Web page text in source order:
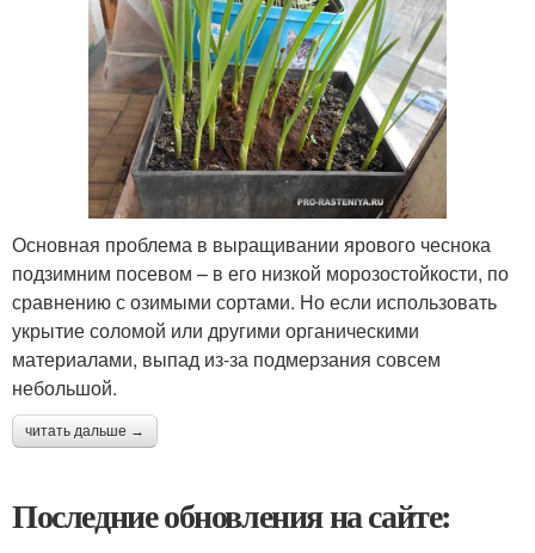
Основная проблема в выращивании ярового чеснока
подзимним посевом – в его низкой морозостойкости, по
сравнению с озимыми сортами. Но если использовать
укрытие соломой или другими органическими
материалами, выпад из-за подмерзания совсем
небольшой.
читать дальше →
Последние обновления на сайте: